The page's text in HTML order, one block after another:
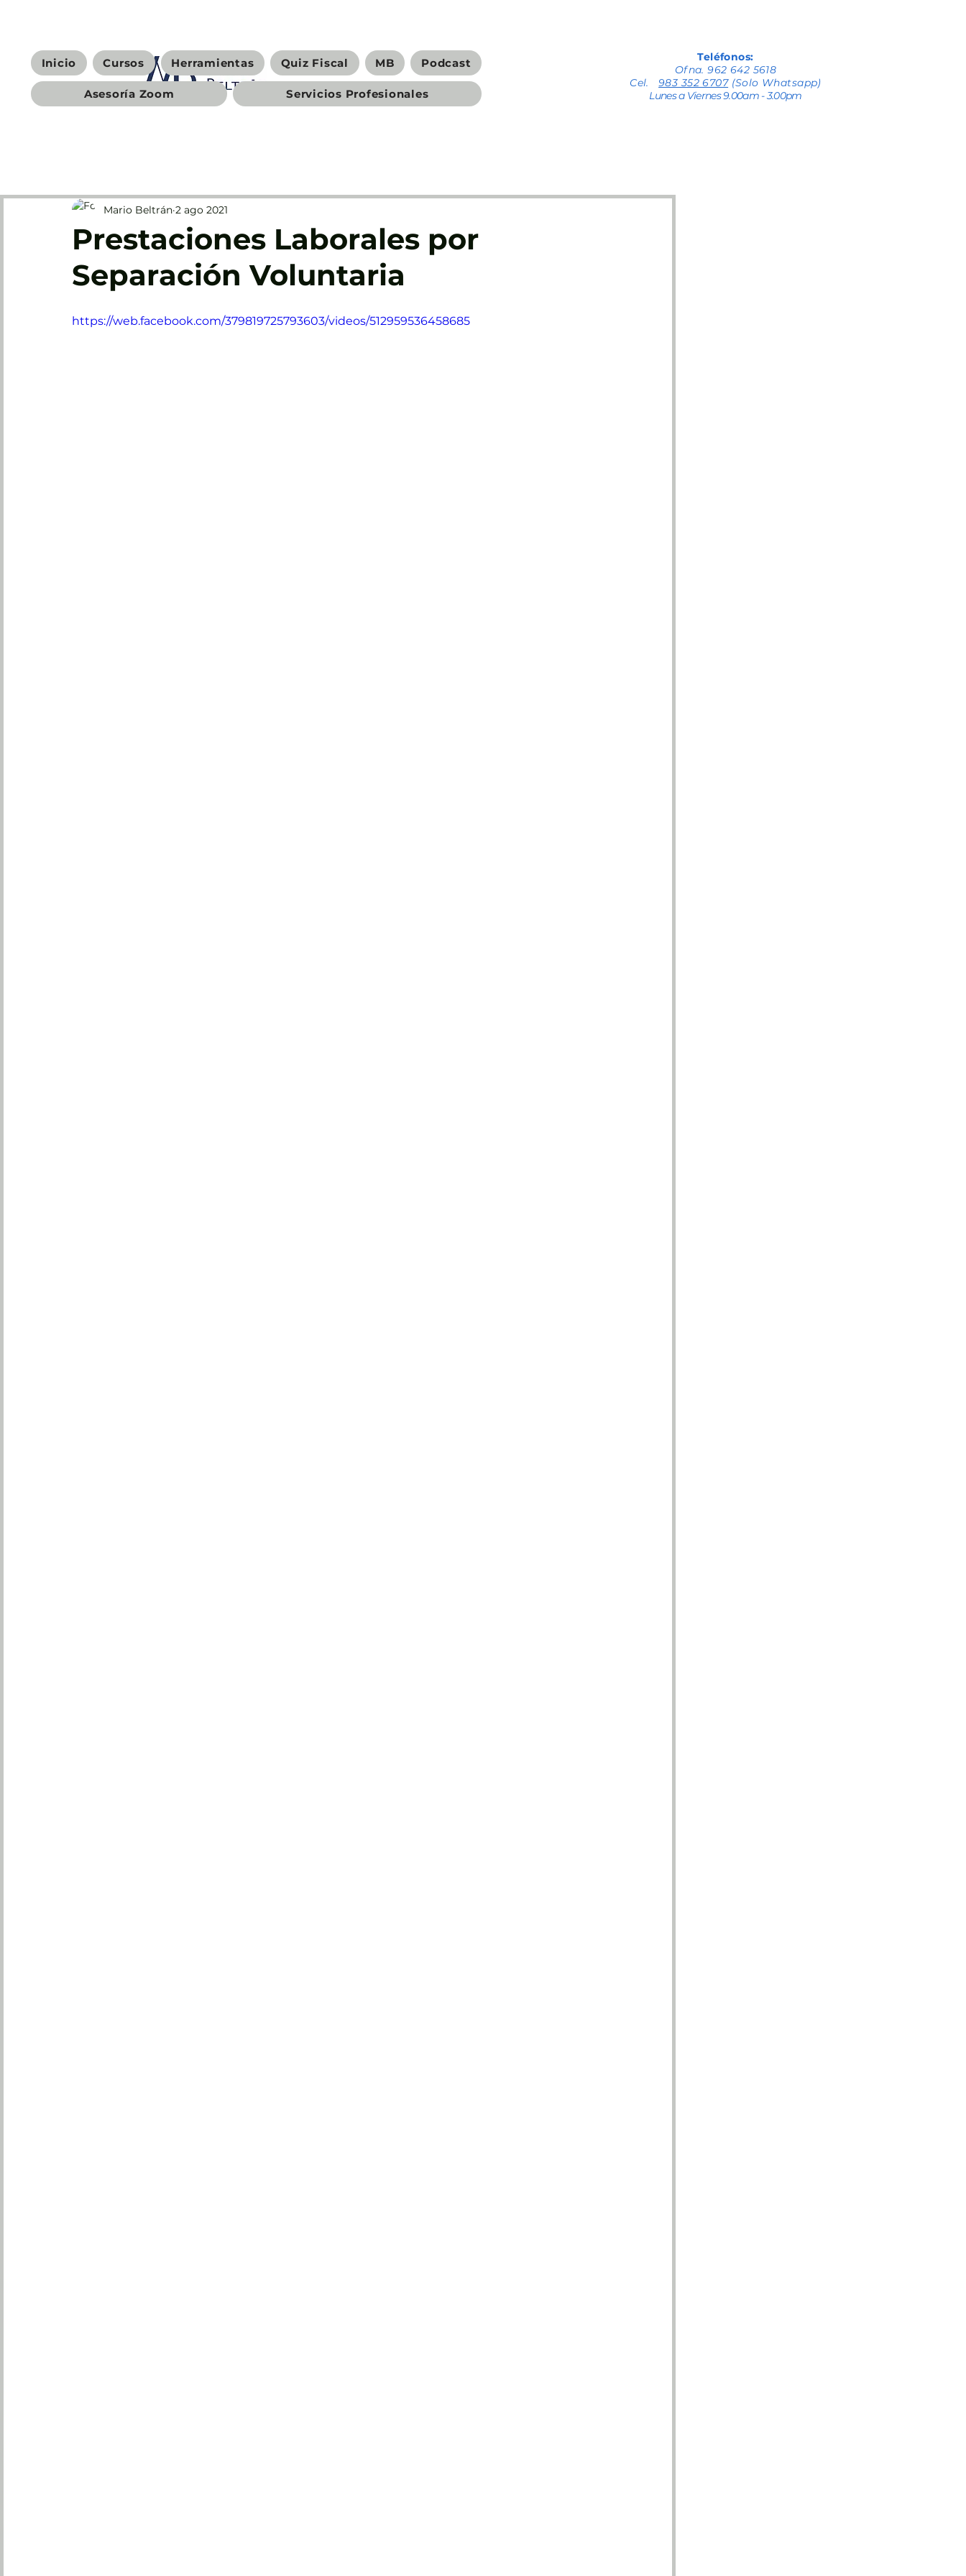
Inicio Cursos Herramientas Quiz Fiscal MB Podcast
Asesoría Zoom Servicios Profesionales
Teléfonos:
Ofna. 962 642 5618
Cel.983 352 6707(Solo Whatsapp)
Lunes a Viernes 9.00am - 3.00pm
Prestaciones Laborales por
Separación Voluntaria
Mario Beltrán 2 ago 2021
https://web.facebook.com/379819725793603/videos/512959536458685